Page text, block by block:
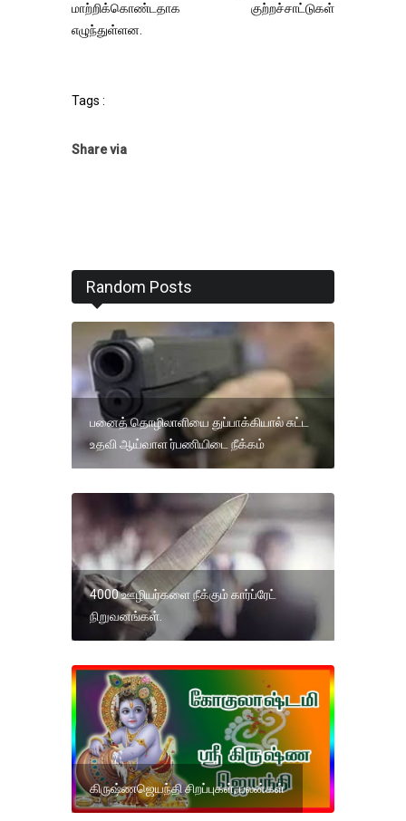
மாற்றிக்கொண்டதாக குற்றச்சாட்டுகள்
எழுந்துள்ளன.
Tags :
Share via
Random Posts
பனைத் தொழிலாளியை துப்பாக்கியால் சுட்ட
உதவி ஆய்வாள ர்பணியிடை நீக்கம்
4000 ஊழியர்களை நீக்கும் கார்ப்ரேட்
நிறுவனங்கள்.
கிருஷ்ணஜெயந்தி சிறப்புகள், பலன்கள்